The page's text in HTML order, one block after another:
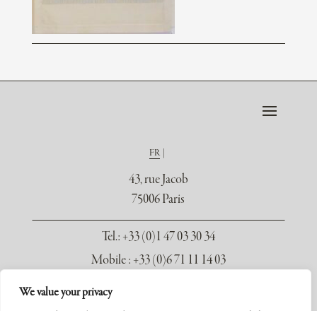
We value your privacy
FR
43, rue Jacob
75006 Paris
Tel.: +33 (0)1 47 03 30 34
Mobile : +33 (0)6 71 11 14 03